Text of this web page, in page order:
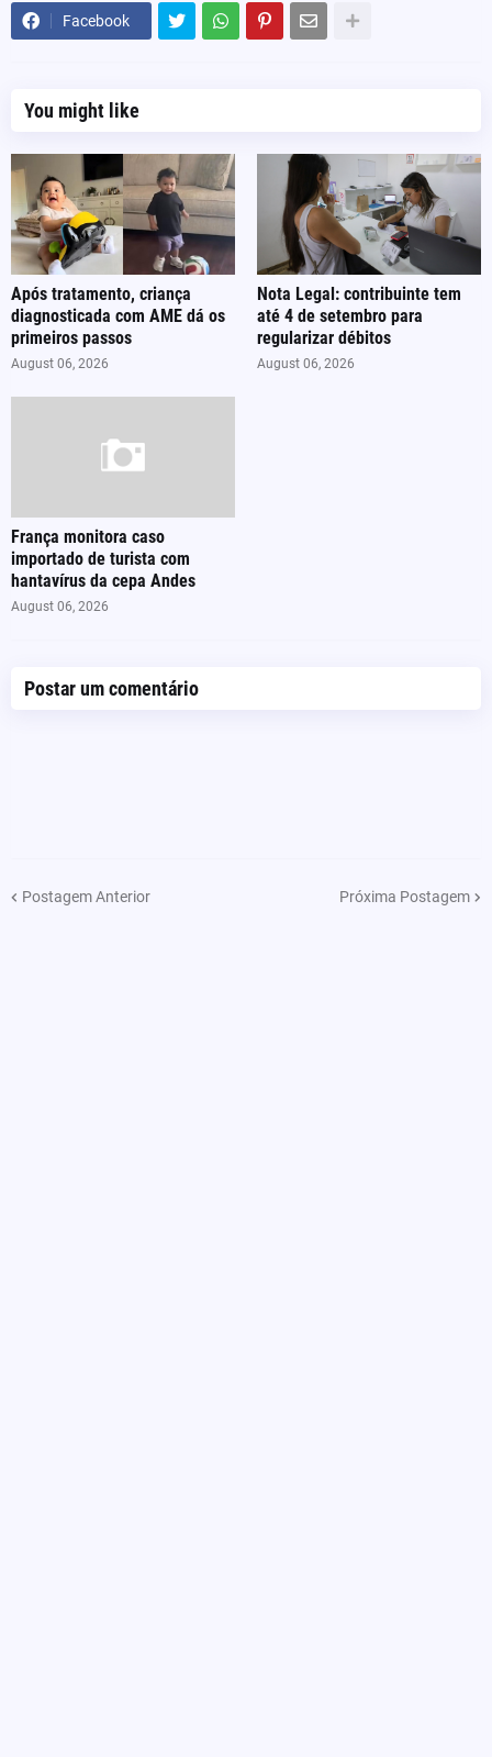
Facebook
You might like
Após tratamento, criança
diagnosticada com AME dá os
primeiros passos
August 06, 2026
Nota Legal: contribuinte tem
até 4 de setembro para
regularizar débitos
August 06, 2026
França monitora caso
importado de turista com
hantavírus da cepa Andes
August 06, 2026
Postar um comentário
Postagem Anterior Próxima Postagem